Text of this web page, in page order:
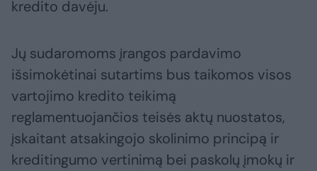
kredito davėju.
Jų sudaromoms įrangos pardavimo
išsimokėtinai sutartims bus taikomos visos
vartojimo kredito teikimą
reglamentuojančios teisės aktų nuostatos,
įskaitant atsakingojo skolinimo principą ir
kreditingumo vertinimą bei paskolų įmokų ir